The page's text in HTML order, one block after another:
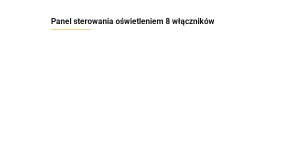
Panel sterowania oświetleniem 8 włączników